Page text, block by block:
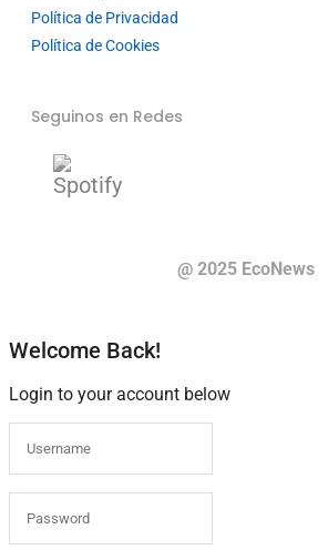
Política de Privacidad
Política de Cookies
Seguinos en Redes
@ 2025 EcoNews
Welcome Back!
Login to your account below